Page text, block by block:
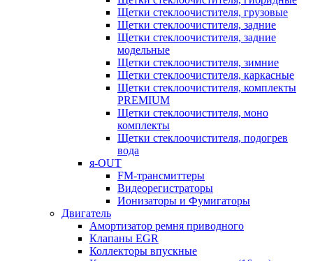
Щетки стеклоочистителя, грузовые
Щетки стеклоочистителя, задние
Щетки стеклоочистителя, задние
модельные
Щетки стеклоочистителя, зимние
Щетки стеклоочистителя, каркасные
Щетки стеклоочистителя, комплекты
PREMIUM
Щетки стеклоочистителя, моно
комплекты
Щетки стеклоочистителя, подогрев
вода
я-OUT
FM-трансмиттеры
Видеорегистраторы
Ионизаторы и Фумигаторы
Двигатель
Амортизатор ремня приводного
Клапаны EGR
Коллекторы впускные